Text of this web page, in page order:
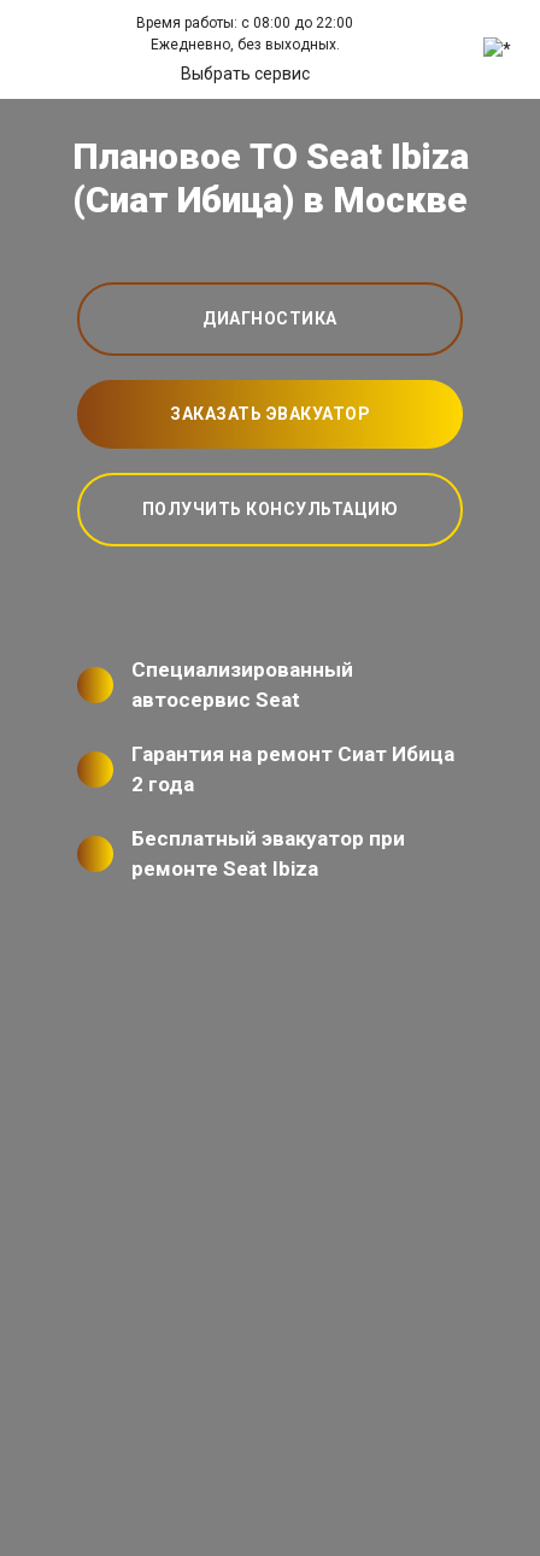
Время работы: с 08:00 до 22:00
Ежедневно, без выходных.
Выбрать сервис
Плановое ТО Seat Ibiza
(Сиат Ибица) в Москве
ДИАГНОСТИКА
ЗАКАЗАТЬ ЭВАКУАТОР
ПОЛУЧИТЬ КОНСУЛЬТАЦИЮ
Специализированный
автосервис Seat
Гарантия на ремонт Сиат Ибица
2 года
Бесплатный эвакуатор при
ремонте Seat Ibiza